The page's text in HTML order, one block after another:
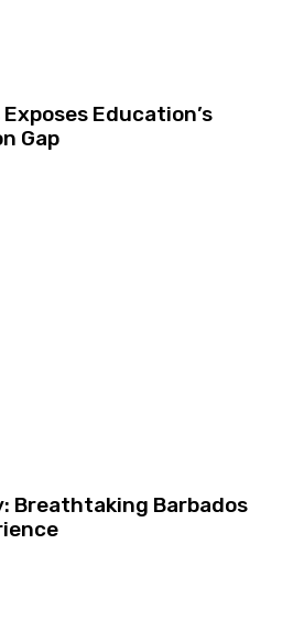
Education’s
Gap
Breathtaking Barbados